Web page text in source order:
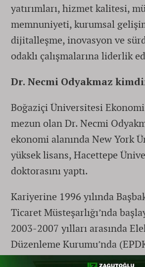
yatırımları, hizmet kalitesi,
memnuniyeti, kurumsal
dijitalleşme, inovasyon ve
odaklı çalışmalarına liderlik
Dr. Necmi Odyakmaz
Boğaziçi Üniversitesi
mezun olan Dr. Necmi
ekonomi alanında New York
yüksek lisans, Hacettepe
doktorasını yaptı.
Kariyerine 1996 yılında
Ticaret Müsteşarlığı’nda
2003-2007 yılları arasında
Düzenleme Kurumu’nda
Uzmanı olarak çalıştı. Kamudaki